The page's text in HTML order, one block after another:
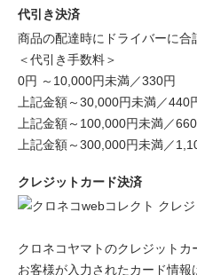
代引き決済
商品の配達時にドライバーに合
＜代引き手数料＞
0円 ～10,000円未満／330円
上記金額～30,000円未満／440
上記金額～100,000円未満／
上記金額～300,000円未満／
クレジットカード決済
クロネコヤマトのクレジットカ
お客様が入力されたカード情